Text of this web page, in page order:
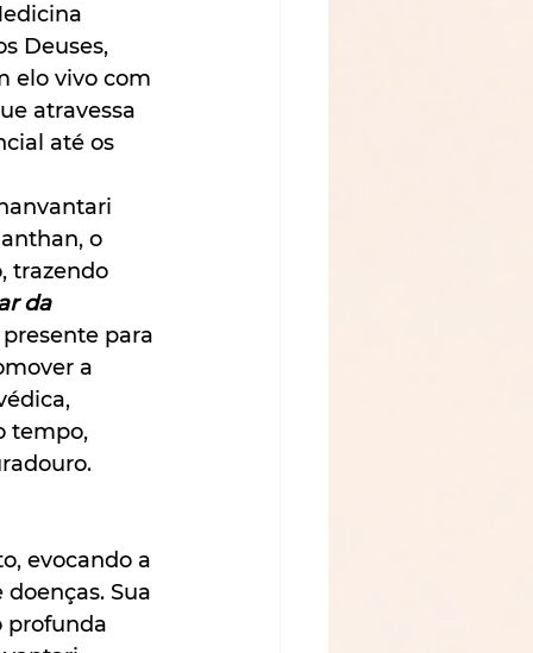
Deuses,
elo vivo com
atravessa
até os
o
trazendo
da
para
a
tempo,
evocando a
Sua
profunda